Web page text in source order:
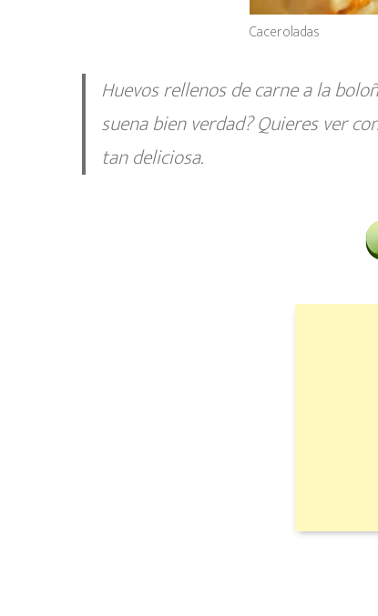
Caceroladas
Huevos rellenos de carne a la
suena bien verdad? Quieres ver
tan deliciosa.